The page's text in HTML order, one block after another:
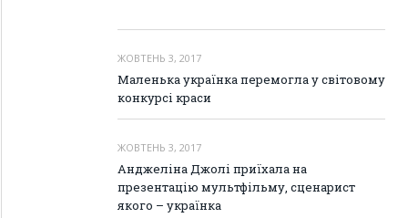
ЖОВТЕНЬ 3, 2017
Маленька українка перемогла у світовому
конкурсі краси
ЖОВТЕНЬ 3, 2017
Анджеліна Джолі приїхала на
презентацію мультфільму, сценарист
якого – українка